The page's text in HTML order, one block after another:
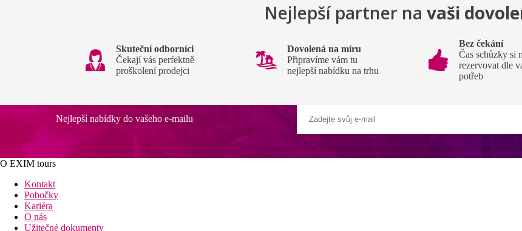
Nejlepší partner na vaši
Skuteční odborníci
Čekají vás perfektně
proškolení prodejci
Dovolená na míru
Připravíme vám tu
nejlepší nabídku na trhu
Bez čekání
Čas schůzky si
rezervovat dle
potřeb
Nejlepší nabídky do vašeho e-mailu
O EXIM tours
Kontakt
Pobočky
Kariéra
O nás
Užitečné dokumenty